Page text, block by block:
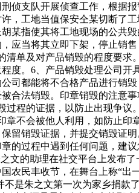
侦支队开展侦查工作，根据
，工地当值保安仝某切断了
某指使其将工地现场的公共
当将其立即下架，停止销
单及对产品销毁的程度要求
度。6、产品销毁处理公司开
司都能将不合格产品进行销
合法销毁。印章销毁的注意
程的证据，以防止出现争议
不会被他人利用，如防止印
留销毁证据，并提交销毁证
的过程中遇到任何问题，建
文的助理在社交平台上发布
农民丰收节，在舞台上称“出
是朱之文第一次为家乡捐款